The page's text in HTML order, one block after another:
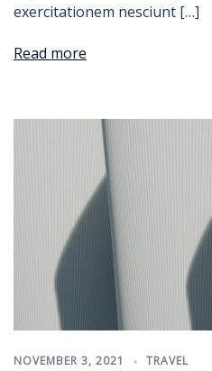
exercitationem nesciunt […]
Read more
NOVEMBER 3, 2021 TRAVEL